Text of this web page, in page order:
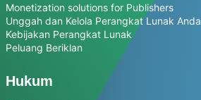
Monetization solutions for Publishers
Unggah dan Kelola Perangkat Lunak Anda
Kebijakan Perangkat Lunak
Peluang Beriklan
Hukum